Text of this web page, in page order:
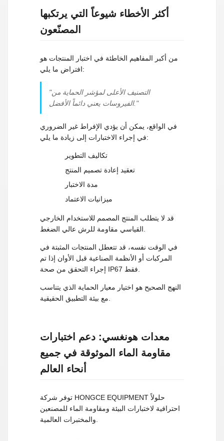
أكثر الأخطاء شيوعاً التي يرتكبها
المصنّعون
من أكبر المفاهيم الخاطئة في اختبار المنتجات هو
افتراض ما يلي:
"التصنيف الأعلى لمؤشر الحماية من
الفيروسات يعني دائماً الأفضل."
في الواقع، يمكن أن يؤدي الإفراط غير الضروري
في إجراء الاختبارات إلى زيادة ما يلي:
تكاليف التطوير
تعقيد إعادة تصميم المنتج
مدة الاختبار
ميزانيات الاعتماد
قد لا يتطلب المنتج المصمم للاستخدام الخارجي
في الوقت نفسه، قد تتعطل المنتجات المثبتة في
المركبات أو الأنظمة الصناعية قبل الأوان إذا تم
النهج الصحيح هو اختيار معيار الحماية الذي يتناسب
معدات هونغسي: دعم اختبارات
مقاومة الماء الموثوقة في جميع
أنحاء العالم
توفر شركة HONGCE EQUIPMENT حلولاً
احترافية لاختبارات البيئة ومقاومة الماء للمصنعين